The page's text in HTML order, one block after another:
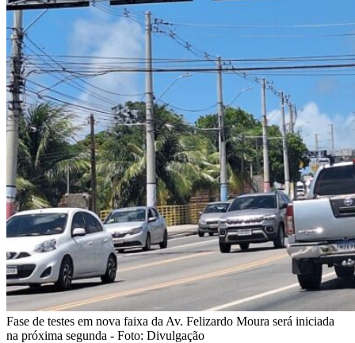
Fase de testes em nova faixa da Av. Felizardo Moura será iniciada
na próxima segunda - Foto: Divulgação